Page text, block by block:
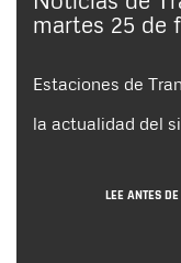
martes 25 de
Estaciones de
la actualidad del
LEE ANTES